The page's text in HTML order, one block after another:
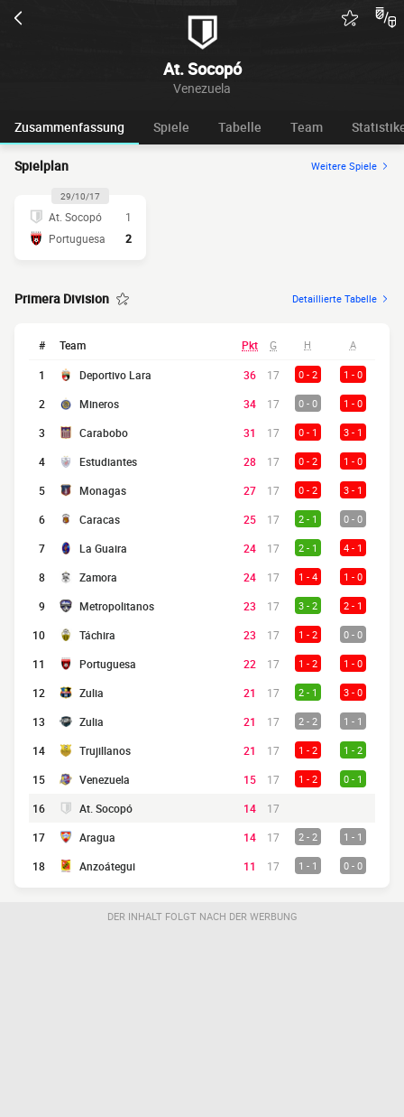
At. Socopó
Venezuela
Zusammenfassung Spiele Tabelle Team
Spielplan Weitere Spiele
29/10/17
At. Socopó
1
Portuguesa
2
Primera Division Detaillierte Tabelle
# Team Pkt G H A
1 Deportivo Lara 36 17 0 - 2 1 - 0
2 Mineros 34 17 0 - 0 1 - 0
3 Carabobo 31 17 0 - 1 3 - 1
4 Estudiantes 28 17 0 - 2 1 - 0
5 Monagas 27 17 0 - 2 3 - 1
6 Caracas 25 17 2 - 1 0 - 0
7 La Guaira 24 17 2 - 1 4 - 1
8 Zamora 24 17 1 - 4 1 - 0
9 Metropolitanos 23 17 3 - 2 2 - 1
10 Táchira 23 17 1 - 2 0 - 0
11 Portuguesa 22 17 1 - 2 1 - 0
12 Zulia 21 17 2 - 1 3 - 0
13 Zulia 21 17 2 - 2 1 - 1
14 Trujillanos 21 17 1 - 2 1 - 2
15 Venezuela 15 17 1 - 2 0 - 1
16 At. Socopó 14
17
17
Aragua 14 17 2 - 2 1 - 1
18 Anzoátegui 11 17 1 - 1 0 - 0
DER INHALT FOLGT NACH DER WERBUNG